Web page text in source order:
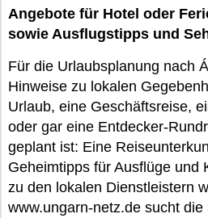
Angebote für Hotel oder
sowie Ausflugstipps und
Für die Urlaubsplanung nach
Hinweise zu lokalen
Urlaub, eine Geschäftsreise,
oder gar eine Entdecker-
geplant ist: Eine
Geheimtipps für Ausflüge und
zu den lokalen Dienstleistern
www.ungarn-netz.de sucht